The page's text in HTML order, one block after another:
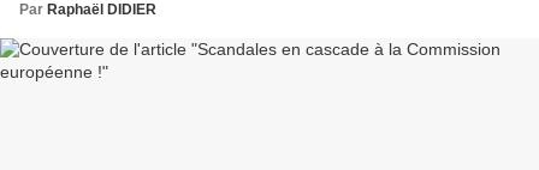
Par Raphaël DIDIER